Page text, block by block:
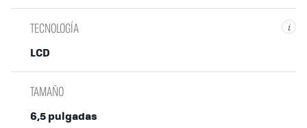
i
TECNOLOGÍA
LCD
TAMAÑO
6,5 pulgadas